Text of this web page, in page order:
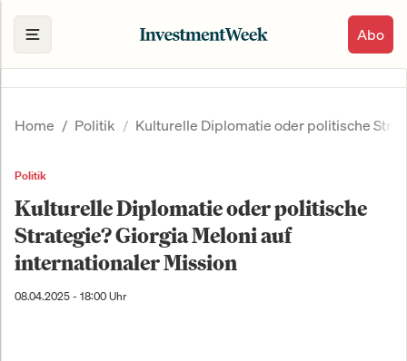
Abo
Home Politik Kulturelle Diplomatie oder politische
Politik
Kulturelle Diplomatie oder politische
Strategie? Giorgia Meloni auf
internationaler Mission
08.04.2025 - 18:00 Uhr